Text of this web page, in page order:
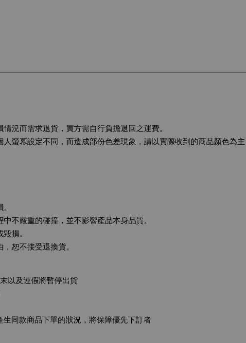
況而需求退貨，買方需自行負擔退回之運費。
螢幕設定不同，而造成部份色差現象，請以實際收到的商品顏色為
不嚴重的碰撞，並不影響產品本身品質。
損。
恕不接受退換貨。
以及連假將暫停出貨
同款商品下單的狀況，將保障優先下訂者